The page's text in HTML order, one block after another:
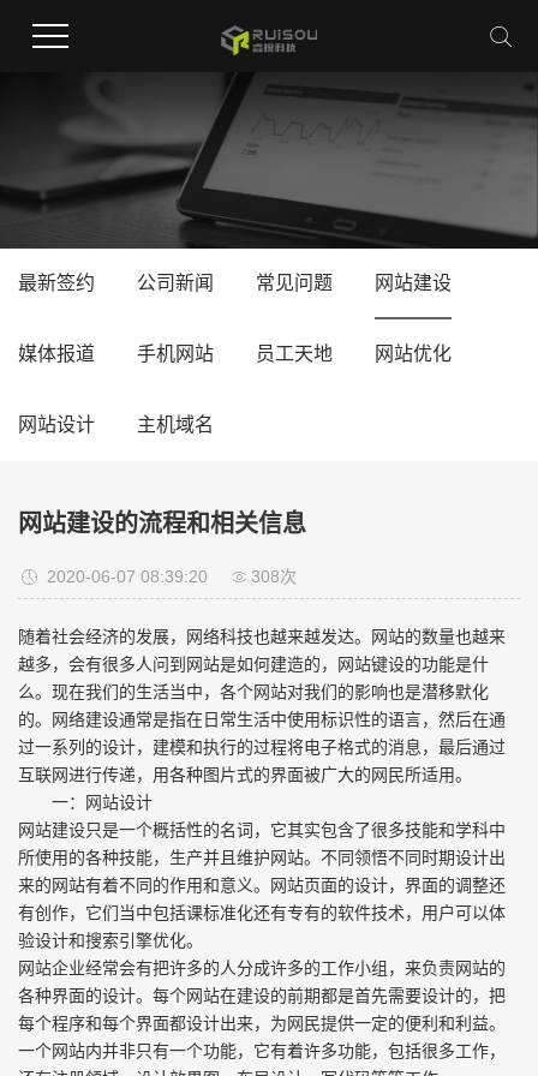
最新签约 公司新闻 常见问题 网站建设
媒体报道 手机网站 员工天地 网站优化
网站设计 主机域名
网站建设的流程和相关信息
2020-06-07 08:39:20 308次
随着社会经济的发展，网络科技也越来越发达。网站的数量也越来
越多，会有很多人问到网站是如何建造的，网站键设的功能是什
么。现在我们的生活当中，各个网站对我们的影响也是潜移默化
的。网络建设通常是指在日常生活中使用标识性的语言，然后在通
过一系列的设计，建模和执行的过程将电子格式的消息，最后通过
互联网进行传递，用各种图片式的界面被广大的网民所适用。
一：网站设计
网站建设只是一个概括性的名词，它其实包含了很多技能和学科中
所使用的各种技能，生产并且维护网站。不同领悟不同时期设计出
来的网站有着不同的作用和意义。网站页面的设计，界面的调整还
有创作，它们当中包括课标准化还有专有的软件技术，用户可以体
验设计和搜索引擎优化。
网站企业经常会有把许多的人分成许多的工作小组，来负责网站的
各种界面的设计。每个网站在建设的前期都是首先需要设计的，把
每个程序和每个界面都设计出来，为网民提供一定的便利和利益。
一个网站内并非只有一个功能，它有着许多功能，包括很多工作，